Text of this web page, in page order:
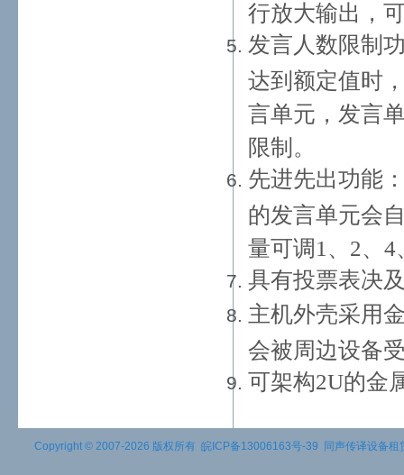
行放大输出，
发言人数限制
达到额定值时
言单元，发言
限制。
先进先出功能
的发言单元会
量可调1、2、
具有投票表决
主机外壳采用
会被周边设备
可架构2U的金
Copyright © 2007-2026 版权所有 皖ICP备13006163号-39 同声传译设备租